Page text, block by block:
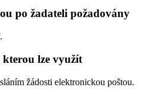
po žadateli požadovány
lze využít
žádosti elektronickou poštou.